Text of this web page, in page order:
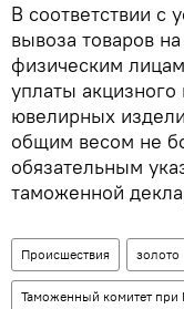
В соответствии с
вывоза товаров
физическим
уплаты
ювелирных
общим весом не
обязательным
таможенной
Происшествия золото